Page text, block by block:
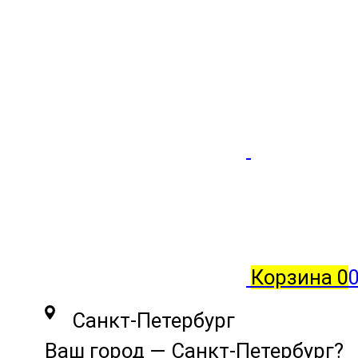
Корзина 0
Санкт-Петербург
Ваш город — Санкт-Петербург?